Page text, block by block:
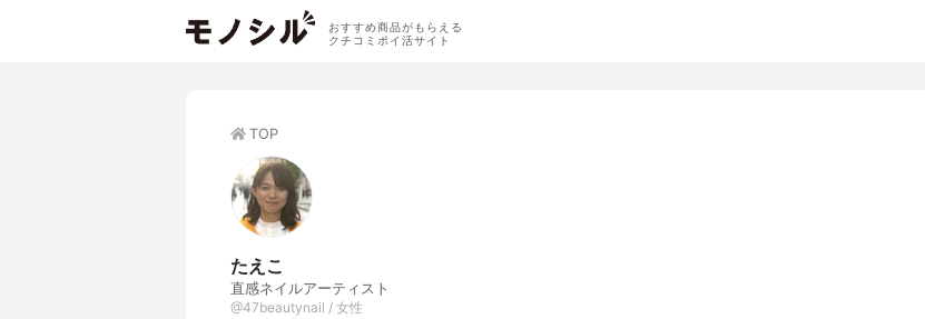
おすすめ商品がもらえる
クチコミポイ活サイト
TOP
たえこ
直感ネイルアーティスト
@47beautynail / 女性